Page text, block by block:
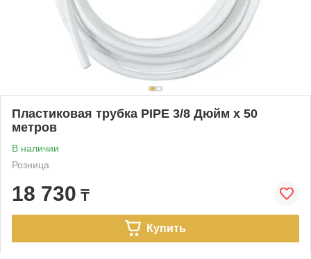
Пластиковая трубка PIPE 3/8 Дюйм x 50
метров
В наличии
Розница
18 730 ₸
Купить